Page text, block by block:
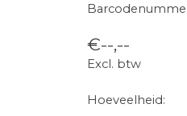
€--,--
Excl. btw
Hoeveelheid: